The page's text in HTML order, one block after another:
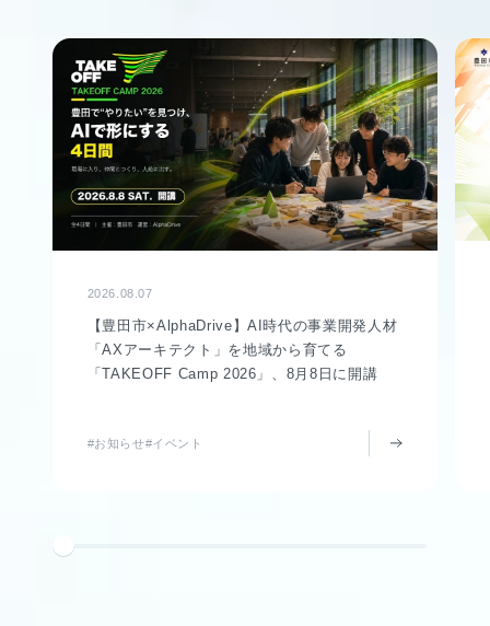
2026.08.07
【豊田市×AlphaDrive】AI時代の事業開発人材
「AXアーキテクト」を地域から育てる
「TAKEOFF Camp 2026」、8月8日に開講
#お知らせ#イベント